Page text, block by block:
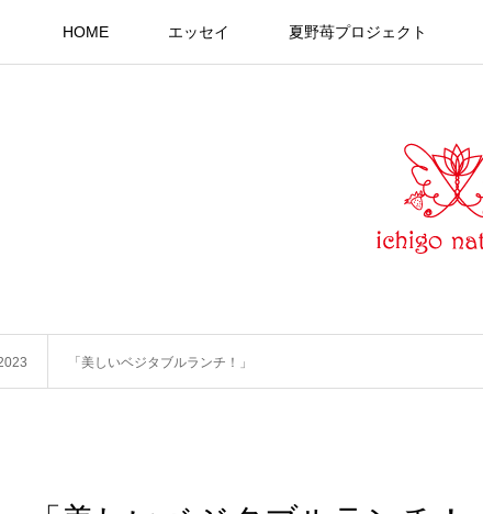
HOME エッセイ 夏野苺プロジェクト
「美しいベジタブルランチ！」